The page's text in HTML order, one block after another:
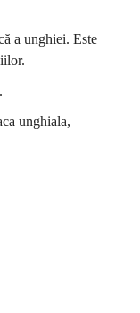
a unghiei. Este
unghiala,